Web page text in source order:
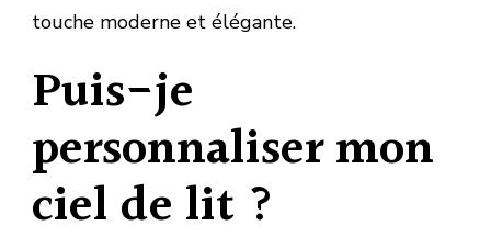
touche moderne et élégante.
Puis-je
personnaliser mon
ciel de lit ?